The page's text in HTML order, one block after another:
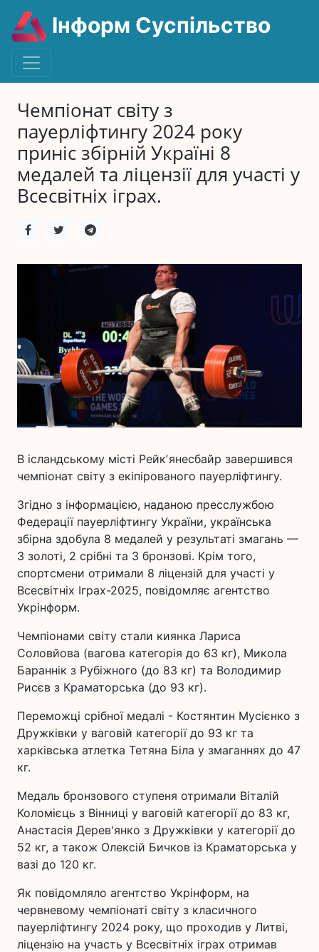
Інформ Суспільство
Чемпіонат світу з
пауерліфтингу 2024 року
приніс збірній Україні 8
медалей та ліцензії для участі у
Всесвітніх іграх.
В ісландському місті Рейкʼянесбайр завершився
чемпіонат світу з екіпірованого пауерліфтингу.
Згідно з інформацією, наданою пресслужбою
Федерації пауерліфтингу України, українська
збірна здобула 8 медалей у результаті змагань —
3 золоті, 2 срібні та 3 бронзові. Крім того,
спортсмени отримали 8 ліцензій для участі у
Всесвітніх Іграх-2025, повідомляє агентство
Укрінформ.
Чемпіонами світу стали киянка Лариса
Соловйова (вагова категорія до 63 кг), Микола
Бараннік з Рубіжного (до 83 кг) та Володимир
Рисєв з Краматорська (до 93 кг).
Переможці срібної медалі - Костянтин Мусієнко з
Дружківки у ваговій категорії до 93 кг та
харківська атлетка Тетяна Біла у змаганнях до 47
кг.
Медаль бронзового ступеня отримали Віталій
Коломієць з Вінниці у ваговій категорії до 83 кг,
Анастасія Дерев'янко з Дружківки у категорії до
52 кг, а також Олексій Бичков із Краматорська у
вазі до 120 кг.
Як повідомляло агентство Укрінформ, на
червневому чемпіонаті світу з класичного
пауерліфтингу 2024 року, що проходив у Литві,
ліцензію на участь у Всесвітніх іграх отримав